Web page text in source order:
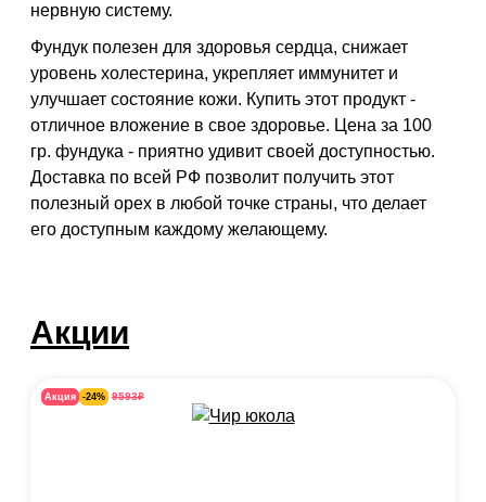
нервную систему.
Фундук полезен для здоровья сердца, снижает
уровень холестерина, укрепляет иммунитет и
улучшает состояние кожи. Купить этот продукт -
отличное вложение в свое здоровье. Цена за 100
гр. фундука - приятно удивит своей доступностью.
Доставка по всей РФ позволит получить этот
полезный орех в любой точке страны, что делает
его доступным каждому желающему.
Акции
Акция -24% 9593₽